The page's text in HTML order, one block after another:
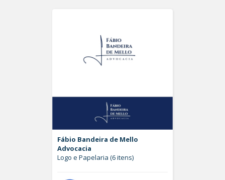
Fábio Bandeira de Mello
Advocacia
Logo e Papelaria (6 itens)